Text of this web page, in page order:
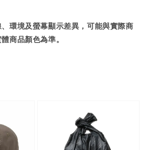
環境及螢幕顯示差異，可能與實際商
商品顏色為準。